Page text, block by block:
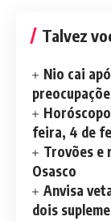
Talvez
Nio cai
feira, 4 de
Trovões e
Osasco
Anvisa
dois